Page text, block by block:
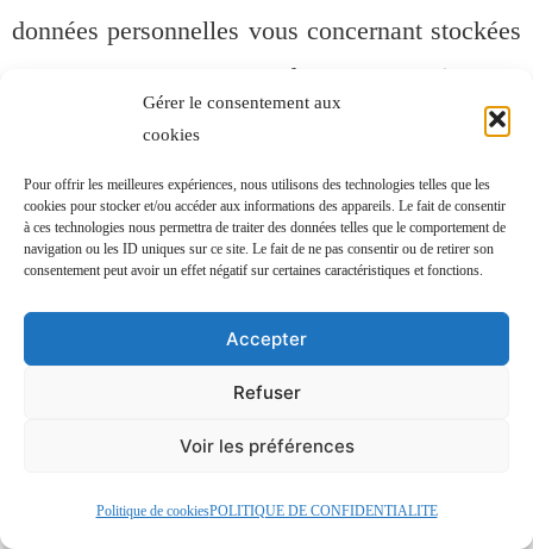
Gérer le consentement aux
cookies
Pour offrir les meilleures expériences, nous utilisons des technologies telles que les
cookies pour stocker et/ou accéder aux informations des appareils. Le fait de consentir
à ces technologies nous permettra de traiter des données telles que le comportement de
navigation ou les ID uniques sur ce site. Le fait de ne pas consentir ou de retirer son
consentement peut avoir un effet négatif sur certaines caractéristiques et fonctions.
Accepter
Refuser
Voir les préférences
Politique de cookiesPOLITIQUE DE CONFIDENTIALITE
données personnelles vous concernant stockées
sur ses serveurs ou ceux de ses prestataires, ou
d’un accès non autorisé ayant pour
ci-dessus, Luz Angelly Torres s’engage à :
– Vous notifier l’incident dans les plus brefs
délais si cela répond à une exigence légale ;
– Examiner les causes de l’incident ;
du raisonnable afin d’amoindrir les effets